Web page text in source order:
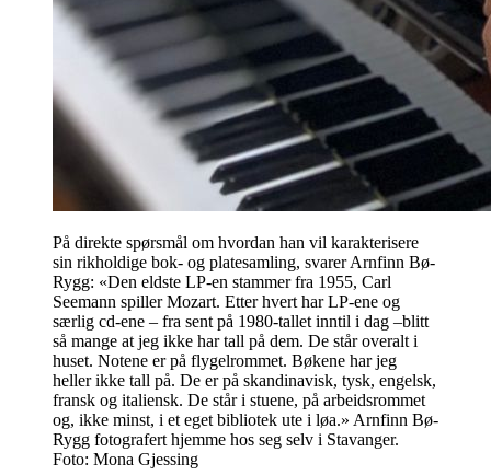
På direkte spørsmål om hvordan han vil karakterisere
sin rikholdige bok- og platesamling, svarer Arnfinn Bø-
Rygg: «Den eldste LP-en stammer fra 1955, Carl
Seemann spiller Mozart. Etter hvert har LP-ene og
særlig cd-ene – fra sent på 1980-tallet inntil i dag –blitt
så mange at jeg ikke har tall på dem. De står overalt i
huset. Notene er på flygelrommet. Bøkene har jeg
heller ikke tall på. De er på skandinavisk, tysk, engelsk,
fransk og italiensk. De står i stuene, på arbeidsrommet
og, ikke minst, i et eget bibliotek ute i løa.» Arnfinn Bø-
Rygg fotografert hjemme hos seg selv i Stavanger.
Foto: Mona Gjessing